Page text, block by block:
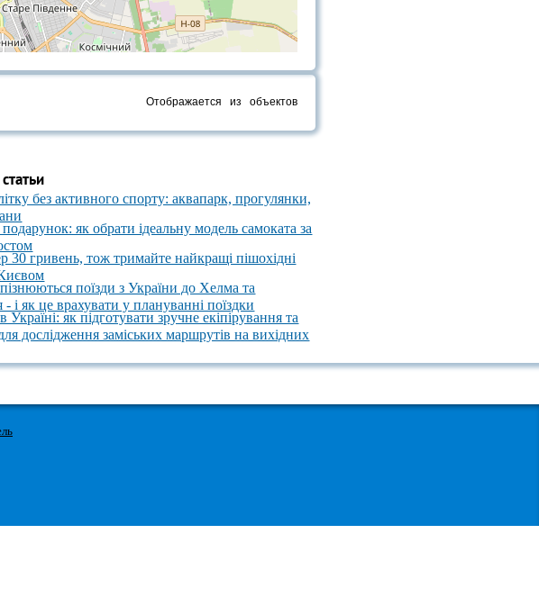
Отображается из объектов
без активного спорту: аквапарк, прогулянки,
як обрати ідеальну модель самоката за
30 гривень, тож тримайте найкращі пішохідні
поїзди з України до Хелма та
і як це врахувати у плануванні поїздки
Україні: як підготувати зручне екіпірування та
дослідження заміських маршрутів на вихідних